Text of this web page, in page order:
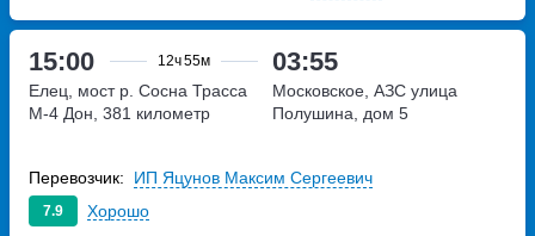
15:00 12ч55м 03:55
Елец, мост р. Сосна Трасса
М-4 Дон, 381 километр
Московское, АЗС улица
Полушина, дом 5
7.9 Хорошо
Перевозчик: ИП Яцунов Максим Сергеевич